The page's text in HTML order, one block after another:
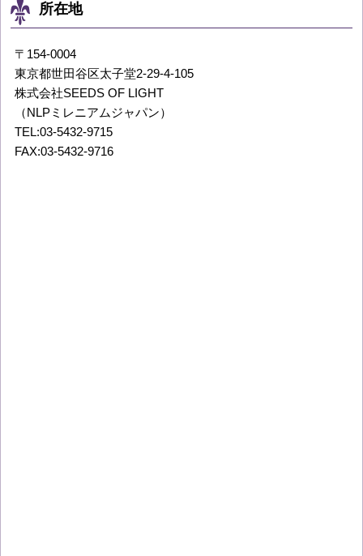
所在地
〒154-0004
東京都世田谷区太子堂2-29-4-105
株式会社SEEDS OF LIGHT
（NLPミレニアムジャパン）
TEL:03-5432-9715
FAX:03-5432-9716